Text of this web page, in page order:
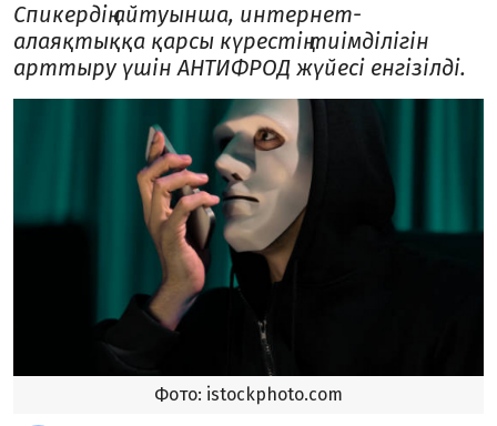
Спикердің айтуынша, интернет-
алаяқтыққа қарсы күрестің тиімділігін
арттыру үшін АНТИФРОД жүйесі енгізілді.
Фото: istockphoto.com